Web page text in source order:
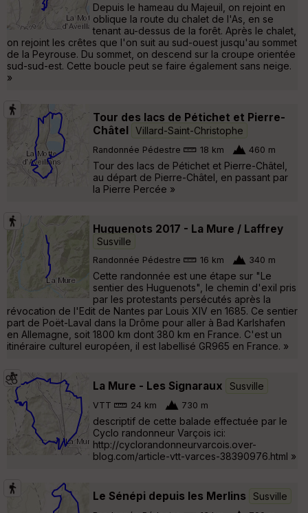
Depuis le hameau du Majeuil, on rejoint en
oblique la route du chalet de l'As, en se
tenant au-dessus de la forêt. Après le chalet,
on rejoint les crêtes que l'on suit au sud-ouest jusqu'au sommet
de la Peyrouse. Du sommet, on descend sur la croupe orientée
sud-sud-est. Cette boucle peut se faire également sans neige.
»
Tour des lacs de Pétichet et Pierre-
Châtel
Villard-Saint-Christophe
Randonnée Pédestre 18 km 460 m
Tour des lacs de Pétichet et Pierre-Châtel,
au départ de Pierre-Châtel, en passant par
la Pierre Percée »
Huguenots 2017 - La Mure / Laffrey
Susville
Randonnée Pédestre 16 km 340 m
Cette randonnée est une étape sur "Le
sentier des Huguenots", le chemin d'exil pris
par les protestants persécutés après la
révocation de l'Edit de Nantes par Louis XIV en 1685. Ce sentier
part de Poët-Laval dans la Drôme pour aller à Bad Karlshafen
en Allemagne, soit 1800 km dont 380 km en France. C'est un
itinéraire culturel européen, il est labellisé GR965 en France. »
La Mure - Les Signaraux Susville
VTT 24 km 730 m
descriptif de cette balade effectuée par le
Cyclo randonneur Varçois ici:
http://cyclorandonneurvarcois.over-
blog.com/article-vtt-varces-38390976.html »
Le Sénépi depuis les Merlins Susville